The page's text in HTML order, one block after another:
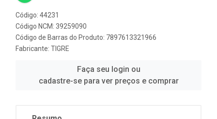
Código: 44231
Código NCM: 39259090
Código de Barras do Produto: 7897613321966
Fabricante: TIGRE
Faça seu login ou
cadastre-se para ver preços e comprar